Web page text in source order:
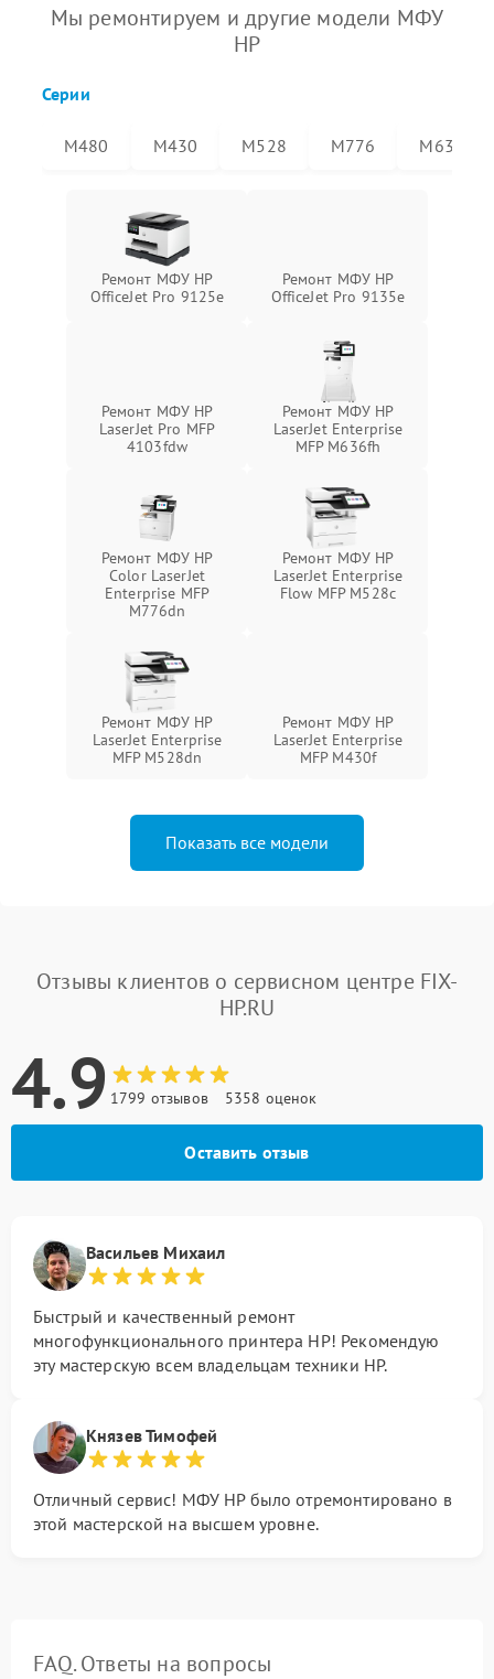
Мы ремонтируем и другие модели МФУ
HP
Серии
M480 M430 M528 M776 M636
Ремонт МФУ HP
OfficeJet Pro 9125e
Ремонт МФУ HP
OfficeJet Pro 9135e
Ремонт МФУ HP
LaserJet Pro MFP
4103fdw
Ремонт МФУ HP
LaserJet Enterprise
MFP M636fh
Ремонт МФУ HP
Color LaserJet
Enterprise MFP
M776dn
Ремонт МФУ HP
LaserJet Enterprise
Flow MFP M528c
Ремонт МФУ HP
LaserJet Enterprise
MFP M528dn
Ремонт МФУ HP
LaserJet Enterprise
MFP M430f
Показать все модели
Отзывы клиентов о сервисном центре FIX-
HP.RU
4.9 1799 отзывов 5358 оценок
Оставить отзыв
Васильев Михаил
Быстрый и качественный ремонт
многофункционального принтера HP! Рекомендую
эту мастерскую всем владельцам техники HP.
Князев Тимофей
Отличный сервис! МФУ HP было отремонтировано в
этой мастерской на высшем уровне.
FAQ. Ответы на вопросы